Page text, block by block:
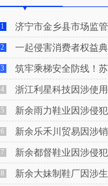
1 济宁市金乡县市场监管局查处龙翔电
2 一起侵害消费者权益典
3 筑牢乘梯安全防线！苏州公布
4 浙江利星科技因涉使用未经定
5 新余雨力鞋业因涉侵犯
6 新余乐禾川贸易因涉销售含有
7 新余都督鞋业因涉侵犯
8 新余大妹制鞋厂因涉生产侵犯注